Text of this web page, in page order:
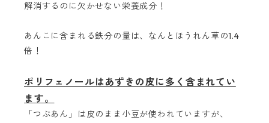
解消するのに欠かせない栄養成分！
あんこに含まれる鉄分の量は、なんとほうれん草の1.4
倍！
ポリフェノールはあずきの皮に多く含まれてい
ます。
「つぶあん」は皮のまま小豆が使われていますが、